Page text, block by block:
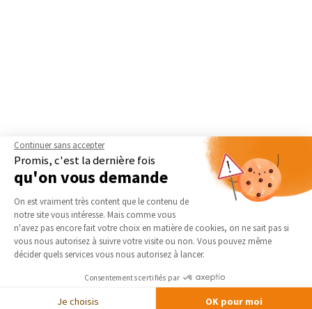
Nos derniers conseils et actus
Continuer sans accepter
Promis, c'est la dernière fois
qu'on vous demande
Plateforme de Gestion du
On est vraiment très content que le contenu de
notre site vous intéresse. Mais comme vous
n'avez pas encore fait votre choix en matière de cookies, on ne sait pas si
vous nous autorisez à suivre votre visite ou non. Vous pouvez même
décider quels services vous nous autorisez à lancer.
Consentements certifiés par
Je choisis OK pour moi
Axeptio consent